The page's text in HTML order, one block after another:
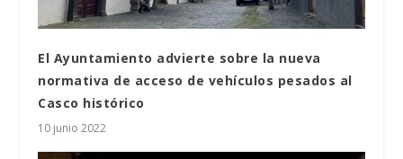
El Ayuntamiento advierte sobre la nueva
normativa de acceso de vehículos pesados al
Casco histórico
10 junio 2022